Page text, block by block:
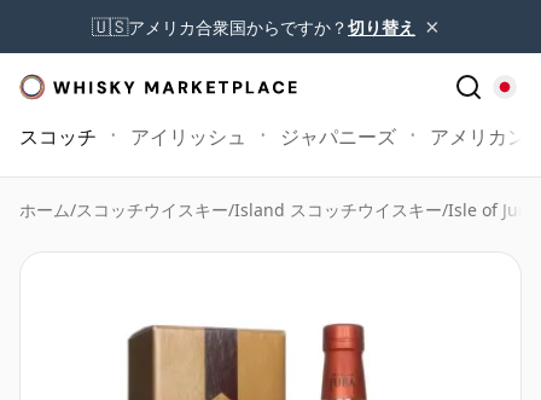
🇺🇸アメリカ合衆国からですか？切り替え ×
スコッチ アイリッシュ ジャパニーズ アメリカン
ホーム/スコッチウイスキー/Island スコッチウイスキー/Isle of Jura